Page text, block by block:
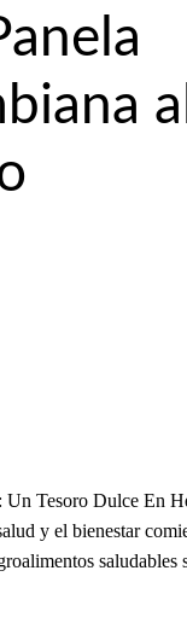
al
Un Tesoro Dulce En
y el bienestar
saludables